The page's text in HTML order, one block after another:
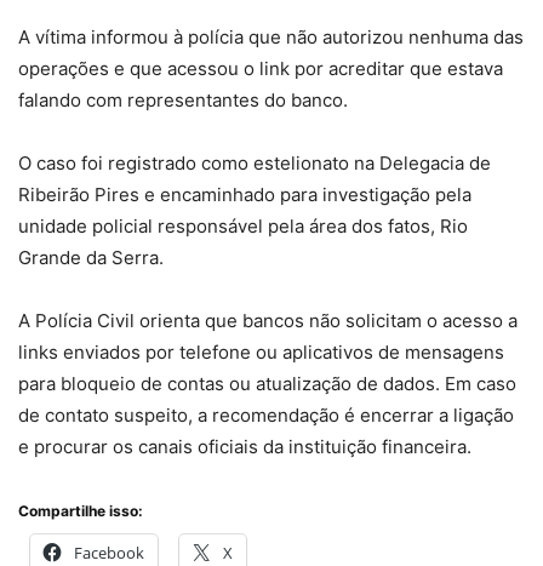
A vítima informou à polícia que não autorizou nenhuma das
operações e que acessou o link por acreditar que estava
falando com representantes do banco.
O caso foi registrado como estelionato na Delegacia de
Ribeirão Pires e encaminhado para investigação pela
unidade policial responsável pela área dos fatos, Rio
Grande da Serra.
A Polícia Civil orienta que bancos não solicitam o acesso a
links enviados por telefone ou aplicativos de mensagens
para bloqueio de contas ou atualização de dados. Em caso
de contato suspeito, a recomendação é encerrar a ligação
e procurar os canais oficiais da instituição financeira.
Compartilhe isso:
Facebook X